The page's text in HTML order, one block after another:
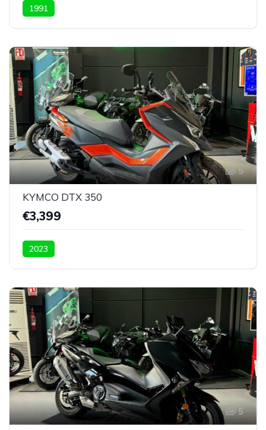
1991
5
KYMCO DTX 350
€3,399
2023
5